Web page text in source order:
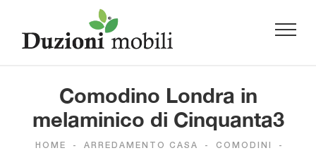
Comodino Londra in
melaminico di Cinquanta3
HOME - ARREDAMENTO CASA - COMODINI
-